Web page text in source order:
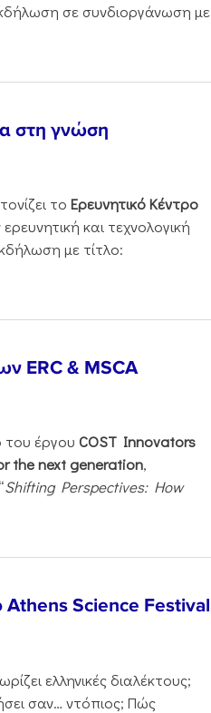
σε συνδιοργάνωση με
στη γνώση
το Ερευνητικό Κέντρο
και τεχνολογική
με τίτλο:
ERC & MSCA
του έργου COST Innovators
the next generation,
Shifting Perspectives: How
Athens Science Festival
ελληνικές διαλέκτους;
σαν… ντόπιος; Πώς